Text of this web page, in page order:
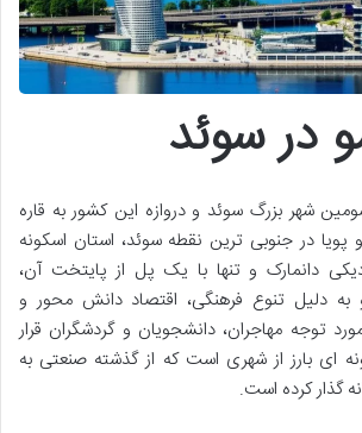
در سوئد
شهر بزرگ سوئد و دروازه این کشور به قاره
در جنوبی ترین نقطه سوئد، استان اسکونه
دانمارک و تنها با یک پل از پایتخت آن،
به دلیل تنوع فرهنگی، اقتصاد دانش محور و
توجه مهاجران، دانشجویان و گردشگران قرار
ای بارز از شهری است که از گذشته صنعتی به
گذار کرده است.